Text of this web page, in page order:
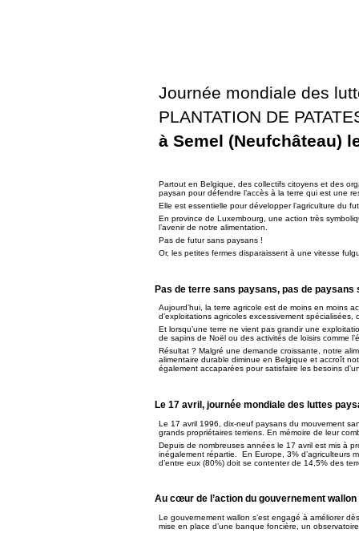
Journée mondiale des
PLANTATION DE
à Semel (Neufchâteau)
Partout en Belgique, des collectifs citoyens et des
paysan pour défendre l’accès à la terre qui est une
Elle est essentielle pour développer l’agriculture du
En province de Luxembourg, une action très
l’avenir de notre alimentation.
Pas de futur sans paysans !
Or, les petites fermes disparaissent à une vitesse
Pas de terre sans paysans, pas de paysans
Aujourd’hui, la terre agricole est de moins en moins
d’exploitations agricoles excessivement spécialisées,
Et lorsqu’une terre ne vient pas grandir une
de sapins de Noël ou des activités de loisirs comme
Résultat ? Malgré une demande croissante, notre
alimentaire durable diminue en Belgique et accroît
également accaparées pour satisfaire les besoins
Le 17 avril, journée mondiale des luttes
Le 17 avril 1996, dix-neuf paysans du mouvement
grands propriétaires terriens. En mémoire de leur
Depuis de nombreuses années le 17 avril est mis à
inégalement répartie. En Europe, 3% d’agriculteurs
d’entre eux (80%) doit se contenter de 14,5% des
Au cœur de l’action du gouvernement wallon
Le gouvernement wallon s’est engagé à améliorer
mise en place d’une banque foncière, un